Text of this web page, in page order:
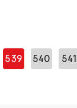
539 540 541